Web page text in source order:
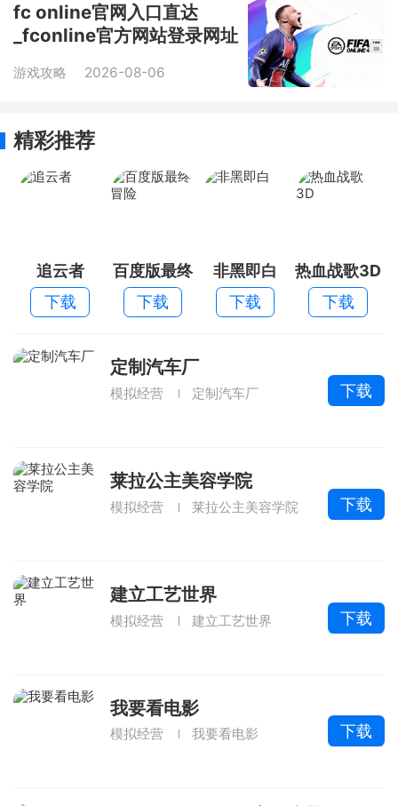
fc online官网入口直达
_fconline官方网站登录网址
游戏攻略 2026-08-06
精彩推荐
追云者
下载
百度版最终
冒险
下载
非黑即白
下载
热血战歌3D
下载
定制汽车厂
模拟经营 定制汽车厂 下载
莱拉公主美容学院
模拟经营 莱拉公主美容学院 下载
建立工艺世界
模拟经营 建立工艺世界 下载
我要看电影
模拟经营 我要看电影 下载